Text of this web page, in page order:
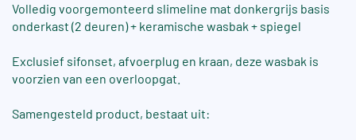
Volledig voorgemonteerd slimeline mat donkergrijs basis
onderkast (2 deuren) + keramische wasbak + spiegel
Exclusief sifonset, afvoerplug en kraan, deze wasbak is
voorzien van een overloopgat.
Samengesteld product, bestaat uit: